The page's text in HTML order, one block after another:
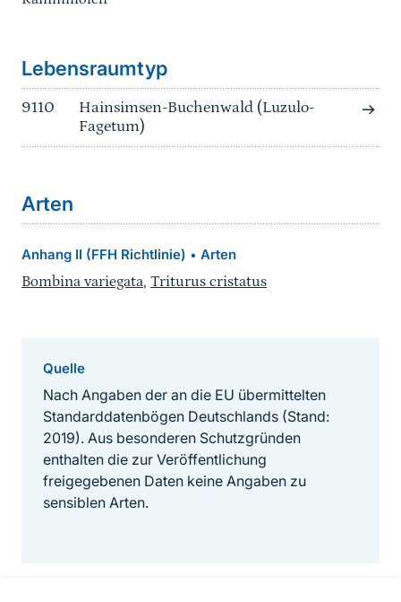
Lebensraumtyp
9110
Hainsimsen-Buchenwald (Luzulo-
Fagetum)
Arten
Anhang II (FFH Richtlinie) • Arten
Bombina variegata, Triturus cristatus
Quelle
Nach Angaben der an die EU übermittelten
Standarddatenbögen Deutschlands (Stand:
2019). Aus besonderen Schutzgründen
enthalten die zur Veröffentlichung
freigegebenen Daten keine Angaben zu
sensiblen Arten.